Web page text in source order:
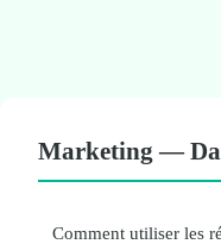
Marketing —
Comment utiliser les